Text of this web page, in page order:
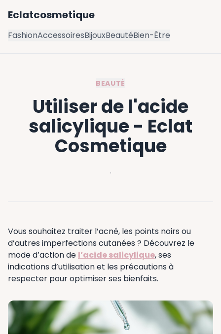
Eclatcosmetique
FashionAccessoiresBijouxBeautéBien-Être
BEAUTÉ
Utiliser de l'acide
salicylique - Eclat
Cosmetique
·
Vous souhaitez traiter l’acné, les points noirs ou
d’autres imperfections cutanées ? Découvrez le
mode d’action de l’acide salicylique, ses
indications d’utilisation et les précautions à
respecter pour optimiser ses bienfaits.